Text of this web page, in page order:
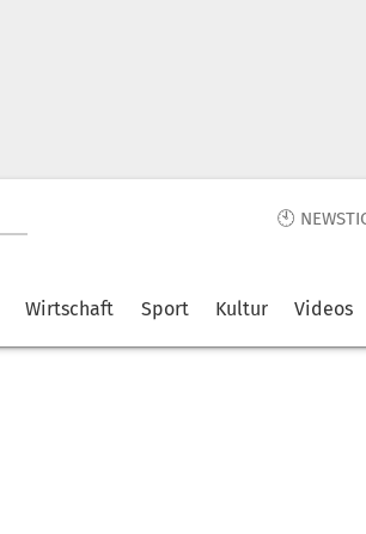
🕙
Wirtschaft Sport Kultur Videos